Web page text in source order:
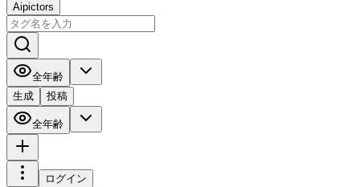
Aipictors
全年齢
生成
投稿
全年齢
ログイン